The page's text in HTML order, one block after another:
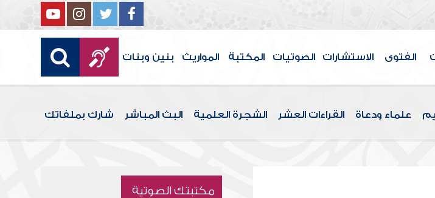
الفتوى الاستشارات الصوتيات المكتبة المواريث بنين وبنات
علماء ودعاة القراءات العشر الشجرة العلمية البث المباشر شارك بملفاتك
مكتبتك الصوتية